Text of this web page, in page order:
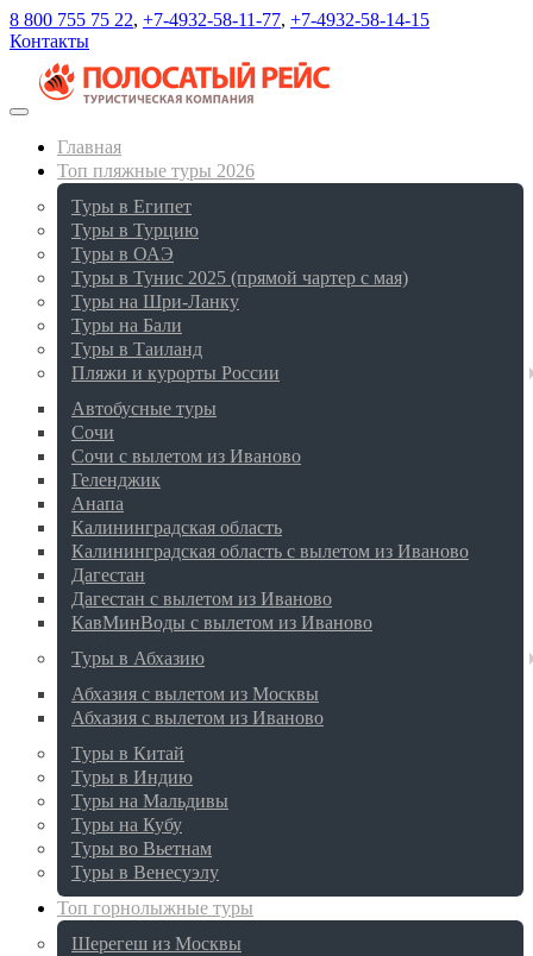
8 800 755 75 22, +7-4932-58-11-77, +7-4932-58-14-15
Контакты
Главная
Топ пляжные туры 2026
Туры в Египет
Туры в Турцию
Туры в ОАЭ
Туры в Тунис 2025 (прямой чартер с мая)
Туры на Шри-Ланку
Туры на Бали
Туры в Таиланд
Пляжи и курорты России
Автобусные туры
Сочи
Сочи с вылетом из Иваново
Геленджик
Анапа
Калининградская область
Калининградская область с вылетом из Иваново
Дагестан
Дагестан с вылетом из Иваново
КавМинВоды с вылетом из Иваново
Туры в Абхазию
Абхазия с вылетом из Москвы
Абхазия с вылетом из Иваново
Туры в Китай
Туры в Индию
Туры на Мальдивы
Туры на Кубу
Туры во Вьетнам
Туры в Венесуэлу
Топ горнолыжные туры
Шерегеш из Москвы